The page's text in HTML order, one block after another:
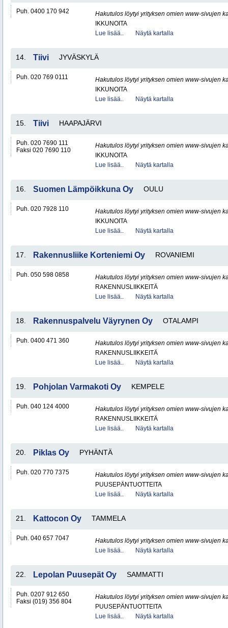
Puh. 0400 170 942
Hakutulos löytyi yrityksen omien www-sivujen
IKKUNOITA
Lue lisää..
Näytä kartalla
14. Tiivi JYVÄSKYLÄ
Puh. 020 769 0111
Hakutulos löytyi yrityksen omien www-sivujen
IKKUNOITA
Lue lisää..
Näytä kartalla
15. Tiivi HAAPAJÄRVI
Puh. 020 7690 111
Faksi 020 7690 110
Hakutulos löytyi yrityksen omien www-sivujen
IKKUNOITA
Lue lisää..
Näytä kartalla
16. Suomen Lämpöikkuna Oy OULU
Puh. 020 7928 110
Hakutulos löytyi yrityksen omien www-sivujen
IKKUNOITA
Lue lisää..
Näytä kartalla
17. Rakennusliike Korteniemi Oy ROVANIEMI
Puh. 050 598 0858
Hakutulos löytyi yrityksen omien www-sivujen
RAKENNUSLIIKKEITÄ
Lue lisää..
Näytä kartalla
18. Rakennuspalvelu Väyrynen Oy OTALAMPI
Puh. 0400 471 360
Hakutulos löytyi yrityksen omien www-sivujen
RAKENNUSLIIKKEITÄ
Lue lisää..
Näytä kartalla
19. Pohjolan Varmakoti Oy KEMPELE
Puh. 040 124 4000
Hakutulos löytyi yrityksen omien www-sivujen
RAKENNUSLIIKKEITÄ
Lue lisää..
Näytä kartalla
20. Piklas Oy PYHÄNTÄ
Puh. 020 770 7375
Hakutulos löytyi yrityksen omien www-sivujen
PUUSEPÄNTUOTTEITA
Lue lisää..
Näytä kartalla
21. Kattocon Oy TAMMELA
Puh. 040 657 7047
Hakutulos löytyi yrityksen omien www-sivujen
Lue lisää..
Näytä kartalla
22. Lepolan Puusepät Oy SAMMATTI
Puh. 0207 912 650
Faksi (019) 356 804
Hakutulos löytyi yrityksen omien www-sivujen
PUUSEPÄNTUOTTEITA
Lue lisää..
Näytä kartalla